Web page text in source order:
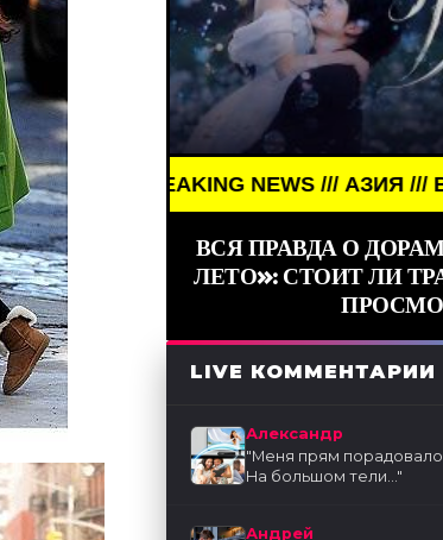
BREAKING NEWS /// АЗИЯ /// BREAKING
ВСЯ ПРАВДА О
ЛЕТО»: СТОИТ ЛИ
LIVE КОММЕНТАРИИ
Александр
"Меня прям порадовало
На большом тели..."
Андрей